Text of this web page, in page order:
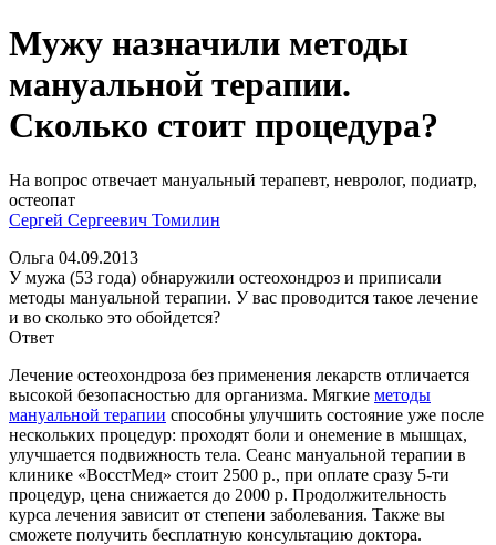
Мужу назначили методы
мануальной терапии.
Сколько стоит процедура?
На вопрос отвечает мануальный терапевт, невролог, подиатр,
остеопат
Сергей Сергеевич Томилин
Ольга 04.09.2013
У мужа (53 года) обнаружили остеохондроз и приписали
методы мануальной терапии. У вас проводится такое лечение
и во сколько это обойдется?
Ответ
Лечение остеохондроза без применения лекарств отличается
высокой безопасностью для организма. Мягкие методы
мануальной терапии способны улучшить состояние уже после
нескольких процедур: проходят боли и онемение в мышцах,
улучшается подвижность тела. Сеанс мануальной терапии в
клинике «ВосстМед» стоит 2500 р., при оплате сразу 5-ти
процедур, цена снижается до 2000 р. Продолжительность
курса лечения зависит от степени заболевания. Также вы
сможете получить бесплатную консультацию доктора.